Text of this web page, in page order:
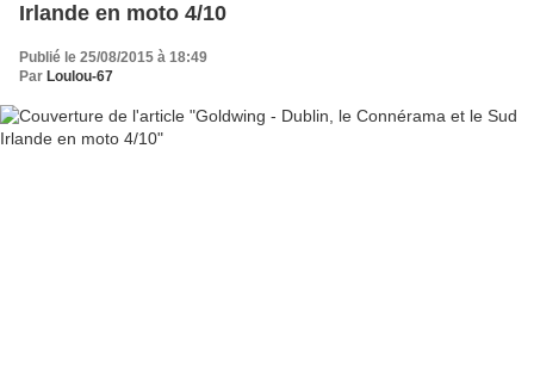
Irlande en moto 4/10
Publié le 25/08/2015 à 18:49
Par Loulou-67